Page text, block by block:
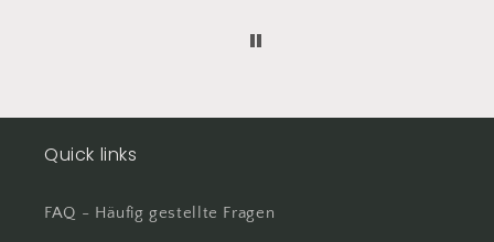
Quick links
FAQ - Häufig gestellte Fragen